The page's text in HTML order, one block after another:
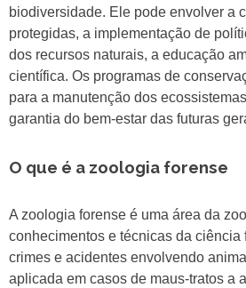
biodiversidade. Ele pode envolver a
protegidas, a implementação de
dos recursos naturais, a educação
científica. Os programas de
para a manutenção dos
garantia do bem-estar das futuras
O que é a zoologia forense
A zoologia forense é uma área da
conhecimentos e técnicas da ciência
crimes e acidentes envolvendo
aplicada em casos de maus-tratos a